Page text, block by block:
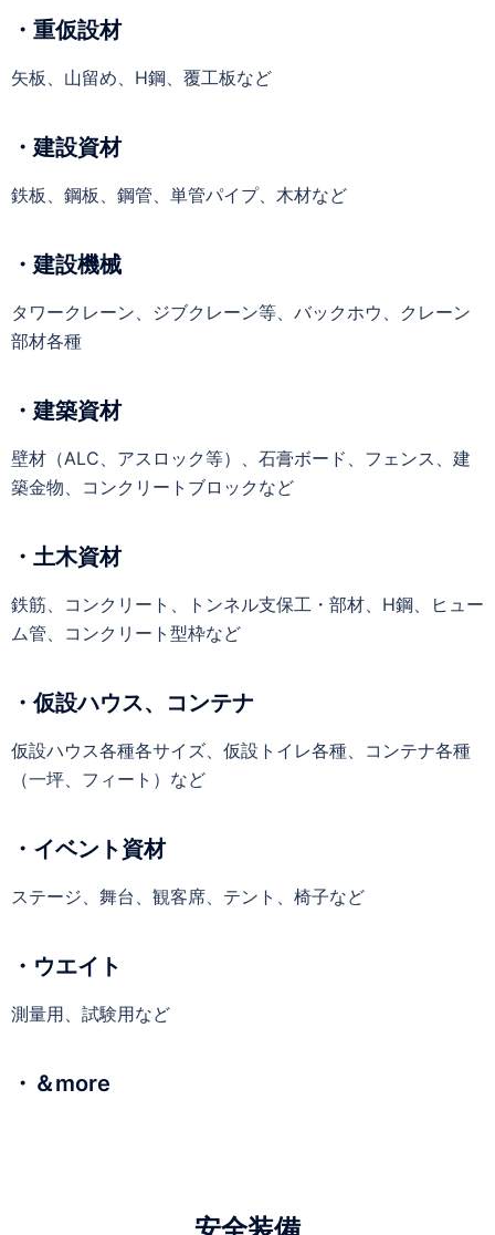
・重仮設材
矢板、山留め、H鋼、覆工板など
・建設資材
鉄板、鋼板、鋼管、単管パイプ、木材など
・建設機械
タワークレーン、ジブクレーン等、バックホウ、クレーン
部材各種
・建築資材
壁材（ALC、アスロック等）、石膏ボード、フェンス、建
築金物、コンクリートブロックなど
・土木資材
鉄筋、コンクリート、トンネル支保工・部材、H鋼、ヒュー
ム管、コンクリート型枠など
・仮設ハウス、コンテナ
仮設ハウス各種各サイズ、仮設トイレ各種、コンテナ各種
（一坪、フィート）など
・イベント資材
ステージ、舞台、観客席、テント、椅子など
・ウエイト
測量用、試験用など
・＆more
安全装備